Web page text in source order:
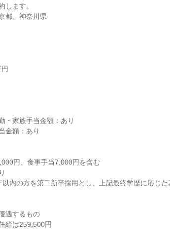
します。
都、神奈川県
・家族手当金額：あり
金額：あり
円、食事手当7,000円を含む
内の方を第二新卒採用とし、上記最終学歴に応じた
遇するもの
給は259,500円